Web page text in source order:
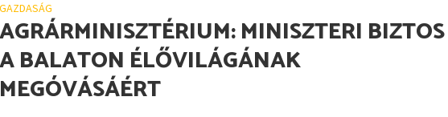
GAZDASÁG
AGRÁRMINISZTÉRIUM: MINISZTERI BIZTOS
A BALATON ÉLŐVILÁGÁNAK
MEGÓVÁSÁÉRT